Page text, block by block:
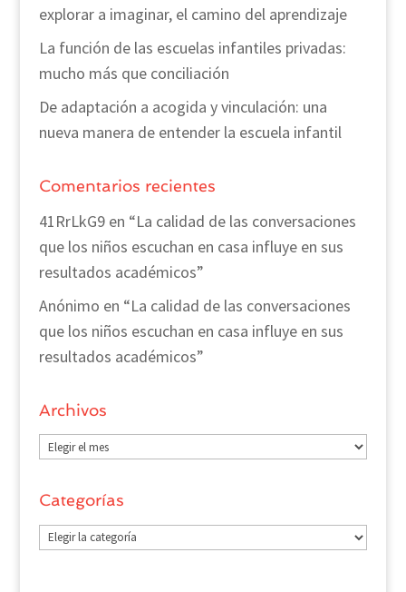
explorar a imaginar, el camino del aprendizaje
La función de las escuelas infantiles privadas:
mucho más que conciliación
De adaptación a acogida y vinculación: una
nueva manera de entender la escuela infantil
Comentarios recientes
41RrLkG9en “La calidad de las conversaciones
que los niños escuchan en casa influye en sus
resultados académicos”
Anónimo en “La calidad de las conversaciones
que los niños escuchan en casa influye en sus
resultados académicos”
Archivos
Archivos
Categorías
Categorías